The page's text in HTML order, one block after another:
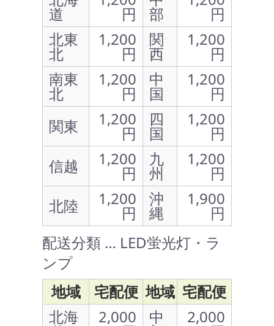
道 円 部
円
北東
北
1,200
円
関
西
1,200
円
南東
北
1,200
円
中
国
1,200
円
関東
1,200
円
四
国
1,200
円
信越
1,200
円
九
州
1,200
円
北陸
1,200
円
沖
縄
1,900
円
配送分類 … LED蛍光灯・ラ
ンプ
地域
宅配便 地域 宅配便
北海
2,000 中 2,000